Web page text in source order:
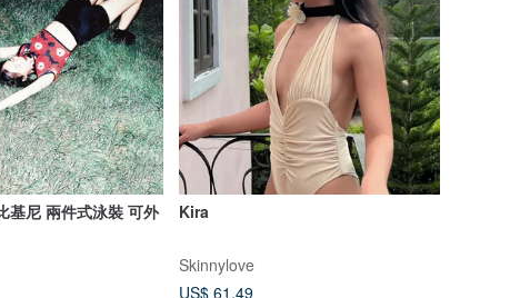
基尼 兩件式泳裝 可外
Kira
Skinnylove
US$ 61.49